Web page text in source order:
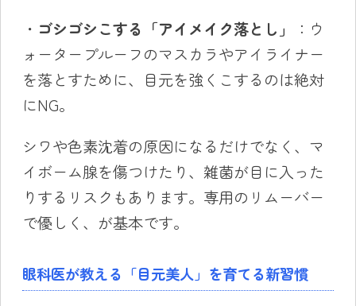
・ ゴシゴシこする「アイメイク落とし」
：ウ
ォータープルーフのマスカラやアイライナー
を落とすために、目元を強くこするのは絶対
にNG。
シワや色素沈着の原因になるだけでなく、マ
イボーム腺を傷つけたり、雑菌が目に入った
りするリスクもあります。専用のリムーバー
で優しく、が基本です。
眼科医が教える「目元美人」を育てる新習慣